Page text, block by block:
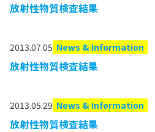
放射性物質検査結果
2013.07.05 News & Information
放射性物質検査結果
2013.05.29 News & Information
放射性物質検査結果